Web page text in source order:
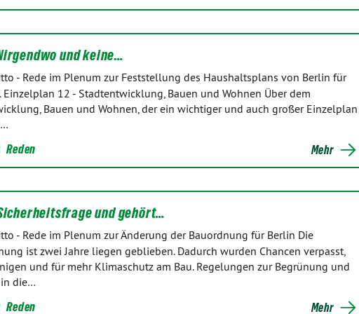
und keine…
- Rede im Plenum zur Feststellung des Haushaltsplans von Berlin für
12 - Stadtentwicklung, Bauen und Wohnen Über dem
Bauen und Wohnen, der ein wichtiger und auch großer Einzelplan
Reden Mehr
und gehört…
- Rede im Plenum zur Änderung der Bauordnung für Berlin Die
ist zwei Jahre liegen geblieben. Dadurch wurden Chancen verpasst,
und für mehr Klimaschutz am Bau. Regelungen zur Begrünung und
in die…
Reden Mehr